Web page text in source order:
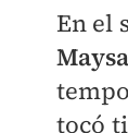
En el
tocó